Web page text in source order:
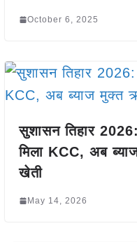
October 6, 2025
सुशासन तिहार
मिला KCC, अब
खेती
May 14, 2026